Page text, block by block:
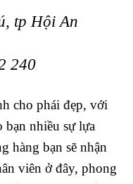
tp Hội An
240
cho phái đẹp, với
bạn nhiều sự lựa
hàng bạn sẽ nhận
viên ở đây, phong